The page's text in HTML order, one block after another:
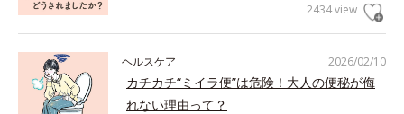
2434 view
2026/02/10
ヘルスケア
カチカチ“ミイラ便”は危険！大人の便秘が侮
れない理由って？